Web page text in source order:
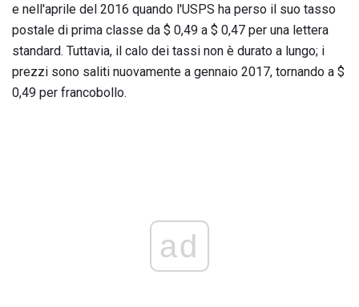
e nell'aprile del 2016 quando l'USPS ha perso il suo tasso
postale di prima classe da $ 0,49 a $ 0,47 per una lettera
standard. Tuttavia, il calo dei tassi non è durato a lungo; i
prezzi sono saliti nuovamente a gennaio 2017, tornando a $
0,49 per francobollo.
ad